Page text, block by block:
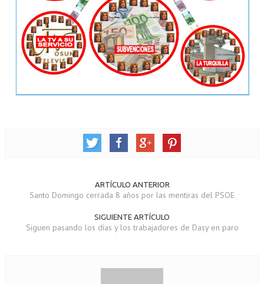
ARTÍCULO ANTERIOR
Santo Domingo cerrada 8 años por las mentiras del PSOE
SIGUIENTE ARTÍCULO
Siguen pasando los días y los trabajadores de Dasy en paro